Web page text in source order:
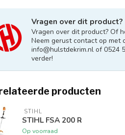
Vragen over dit product?
Vragen over dit product? Of
Neem gerust contact op met
info@hulstdekrim.nl of 0524
verder!
producten
STIHL
STIHL FSA 200 R
Op voorraad